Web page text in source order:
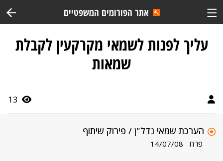
אתר הפורומים המשפטיים
עליך לפנות לשמאי מקרקעין לקבלת
שמאות
13
הערכת שמאי נדל"ן / פירוק שיתוף
פרח 14/07/08